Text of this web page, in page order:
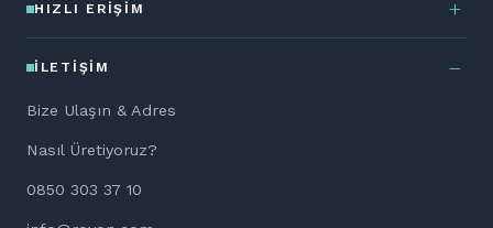
HIZLI ERIŞIM
İLETIŞIM
Bize Ulaşın & Adres
Nasıl Üretiyoruz?
0850 303 37 10